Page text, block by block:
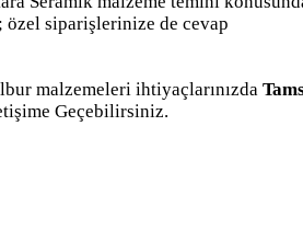
özel siparişlerinize de cevap
malzemeleri ihtiyaçlarınızda
Geçebilirsiniz.